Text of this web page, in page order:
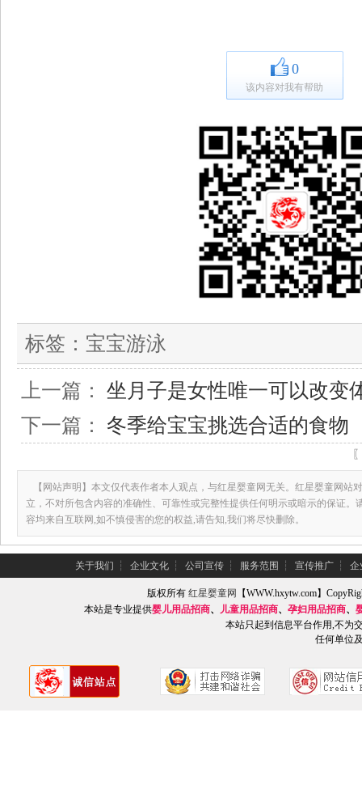
0
该内容对我有帮助
标签： 宝宝游泳
上一篇： 坐月子是女性唯一可以改变
下一篇： 冬季给宝宝挑选合适的食物
【网站声明】本文仅代表作者本人观点，与红星婴童网无关。红星婴童网站
立，不对所包含内容的准确性、可靠性或完整性提供任何明示或暗示的保证。
容均来自互联网,如不慎侵害的您的权益,请告知,我们将尽快删除。
关于我们 ┆ 企业文化 ┆ 公司宣传 ┆ 服务范围 ┆ 宣传推广 ┆ 企
版权所有红星婴童网
【WWW.hxytw.com】
本站是专业提供婴儿用品招商、 儿童用品招商、 孕妇用品招商、
本站只起到信息平台作用,不为
任何单位